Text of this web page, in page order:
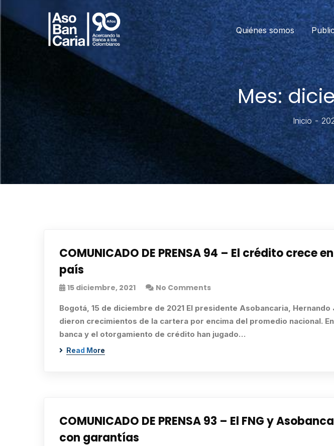
Quiénes somos
Mes:
Inicio
COMUNICADO DE PRENSA 94 – El crédito
país
15 diciembre, 2021 No Comments
Bogotá, 15 de diciembre de 2021 El presidente Asobancaria,
dieron crecimientos de la cartera por encima del promedio nacional.
banca y el otorgamiento de crédito han jugado…
Read More
COMUNICADO DE PRENSA 93 – El FNG y
con garantías